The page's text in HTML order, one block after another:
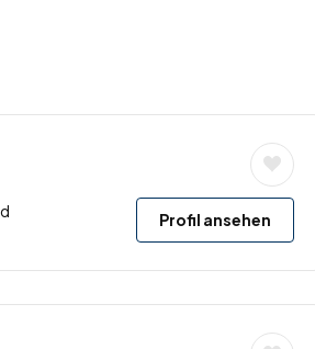
Profil ansehen